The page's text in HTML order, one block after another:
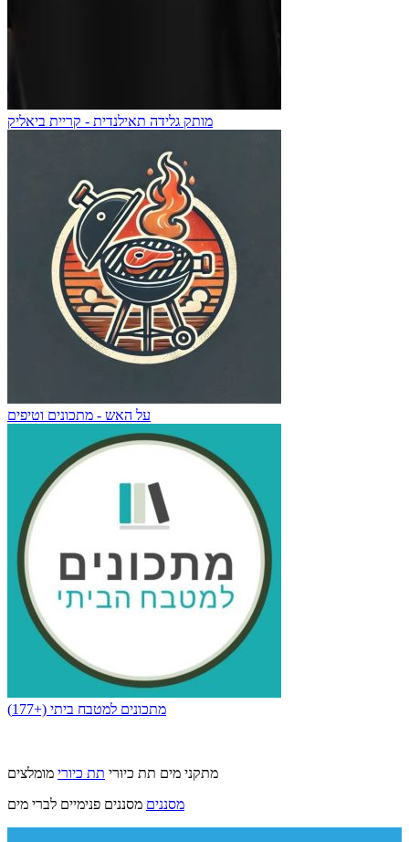
מותק גלידה תאילנדית - קריית ביאליק
על האש - מתכונים וטיפים
מתכונים למטבח ביתי (+177)
מתקני מים תת כיורי תת כיורי
מסננים מסננים פנימיים לברי מים